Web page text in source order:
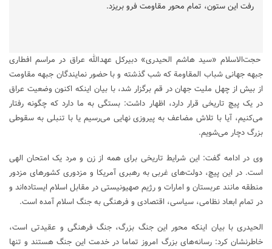
رفت این ستون، تمام محور مقاومت فرو بریزد.
حجت‌الاسلام «سید هاشم الحیدری» دبیرکل عهدالله عراق در مراسم افطاری
جبهه جهانی شباب المقاومة که شب گذشته و با حضور نمایندگان جبهه مقاومت
از بیش از چهل ملیت جهان در قم برگزار شد، با بیان اینکه اکنون وضعیت عراق
در یک پیچ تاریخی قرار دارد، اظهار داشت: بستگی به ما دارد که چگونه رفتار
می‌کنیم، آیا با تلاش مضاعف به پیروزی نهایی می‌رسیم یا با تنبلی به سقوطی
بزرگ دچار می‌شویم.
وی در ادامه گفت: این شرایط تاریخی برای همه از زن و مرد یک امتحان الهی
است. در این پیچ، دولت‌های غربی به رهبری آمریکا و مزدوری کشور‌های مزدور
منطقه مانند عربستان و امارات و رژیم صهیونیستی در مقابل اسلام ایستاده‌اند و
در تمام ابعاد نظامی، سیاسی، اقتصادی و فرهنگی به جنگ اسلام آمده است.
الحیدری با بیان اینکه محور این جنگ بزرگ، جنگ فرهنگی و عقیدتی است،
خاطرنشان کرد: رسانه‌های بزرگ امروز تماما در خدمت این جنگ هستند و تنها